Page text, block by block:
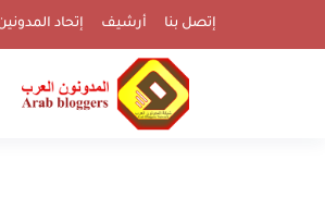
إتصل بنا أرشيف إتحاد